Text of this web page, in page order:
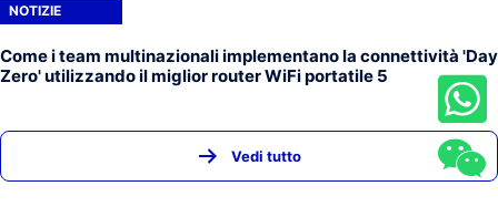
NOTIZIE
Come i team multinazionali implementano la connettività 'Day
Zero' utilizzando il miglior router WiFi portatile 5
Vedi tutto